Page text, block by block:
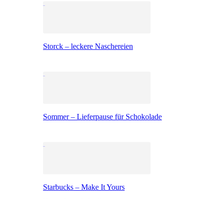
Storck – leckere Naschereien
Sommer – Lieferpause für Schokolade
Starbucks – Make It Yours